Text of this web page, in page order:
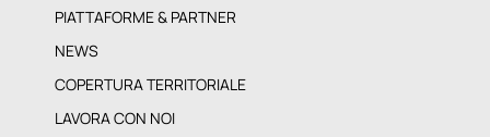
PIATTAFORME & PARTNER
NEWS
COPERTURA TERRITORIALE
LAVORA CON NOI